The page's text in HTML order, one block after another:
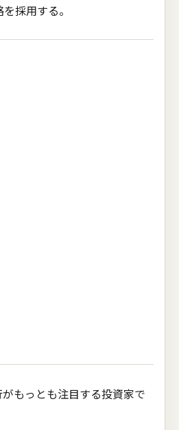
採用する。
もっとも注目する投資家で